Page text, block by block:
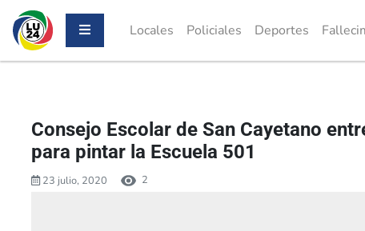
Locales Policiales Deportes
Consejo Escolar de San Cayetano
para pintar la Escuela 501
23 julio, 2020 2